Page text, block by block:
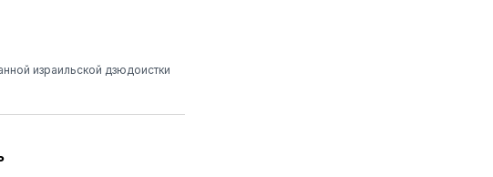
израильской дзюдоистки